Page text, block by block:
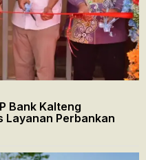
Bank Kalteng
Layanan Perbankan